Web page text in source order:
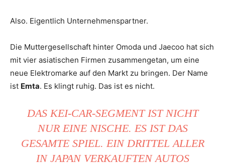
Also. Eigentlich Unternehmenspartner.
Die Muttergesellschaft hinter Omoda und Jaecoo hat sich
mit vier asiatischen Firmen zusammengetan, um eine
neue Elektromarke auf den Markt zu bringen. Der Name
ist Emta. Es klingt ruhig. Das ist es nicht.
DAS KEI-CAR-SEGMENT IST NICHT
NUR EINE NISCHE. ES IST DAS
GESAMTE SPIEL. EIN DRITTEL ALLER
IN JAPAN VERKAUFTEN AUTOS